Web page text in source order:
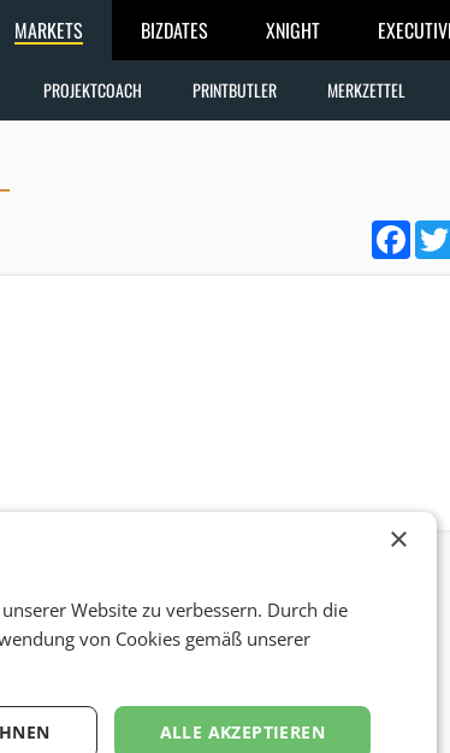
MARKETS BIZDATES XNIGHT
PROJEKTCOACH PRINTBUTLER MERKZETTEL
×
Website zu verbessern. Durch die
von Cookies gemäß unserer
ALLE AKZEPTIEREN